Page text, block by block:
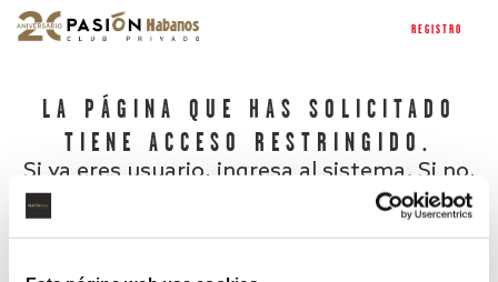
REGISTRO
LA PÁGINA QUE HAS SOLICITADO
TIENE ACCESO RESTRINGIDO.
Si ya eres usuario, ingresa al sistema. Si no,